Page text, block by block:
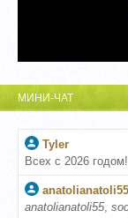
МИНИ-ЧАТ